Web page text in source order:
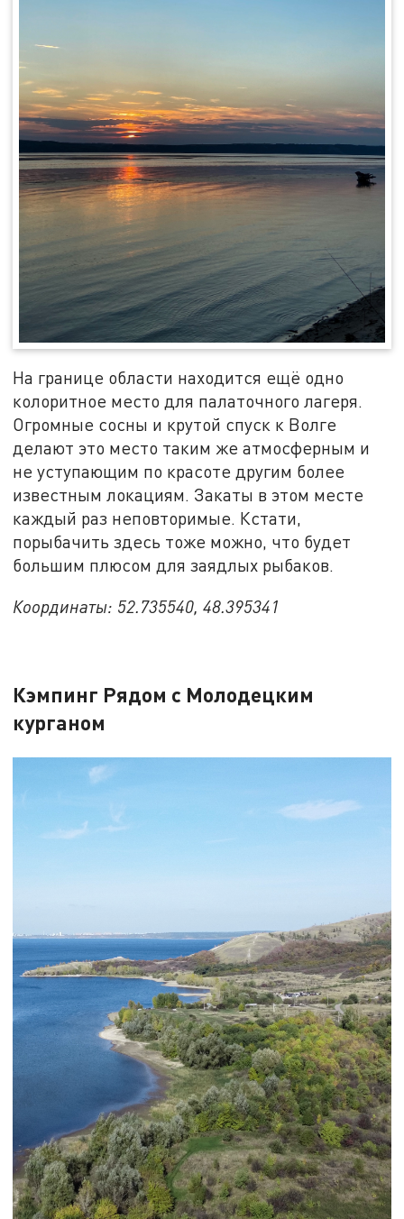
На границе области находится ещё одно
колоритное место для палаточного лагеря.
Огромные сосны и крутой спуск к Волге
делают это место таким же атмосферным и
не уступающим по красоте другим более
известным локациям. Закаты в этом месте
каждый раз неповторимые. Кстати,
порыбачить здесь тоже можно, что будет
большим плюсом для заядлых рыбаков.
Координаты: 52.735540, 48.395341
Кэмпинг Рядом с Молодецким
курганом